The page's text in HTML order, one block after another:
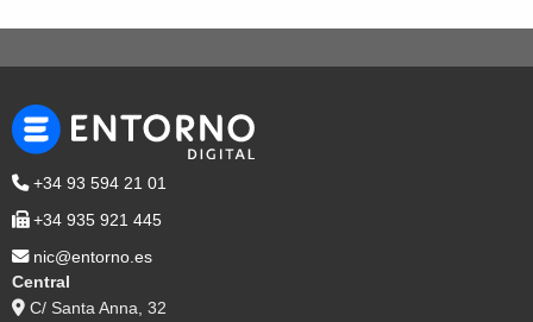
+34 93 594 21 01
+34 935 921 445
nic@entorno.es
Central
C/ Santa Anna, 32